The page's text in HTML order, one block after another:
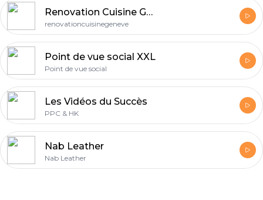
Renovation Cuisine Geneve
renovationcuisinegeneve
Point de vue social XXL
Point de vue social
Les Vidéos du Succès
PPC & HK
Nab Leather
Nab Leather